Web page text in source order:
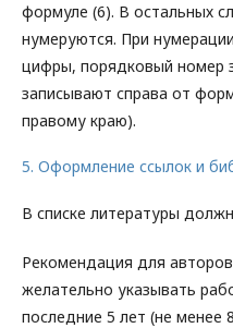
формуле (6). В остальных
нумеруются. При
цифры, порядковый номер
записывают справа от
правому краю).
5. Оформление ссылок и
В списке литературы
Рекомендация для
желательно указывать
последние 5 лет (не менее